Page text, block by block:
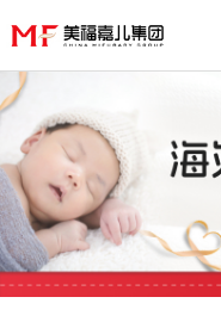
子
优
势
服
务
流
月
子
成